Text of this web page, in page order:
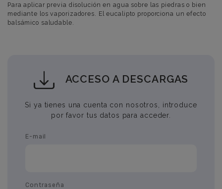
Para aplicar previa disolución en agua sobre las piedras o bien
mediante los vaporizadores. El eucalipto proporciona un efecto
balsámico saludable.
ACCESO A DESCARGAS
Si ya tienes una cuenta con nosotros, introduce
por favor tus datos para acceder.
E-mail
Contraseña